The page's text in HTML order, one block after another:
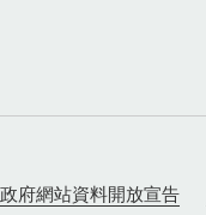
政府網站資料開放宣告